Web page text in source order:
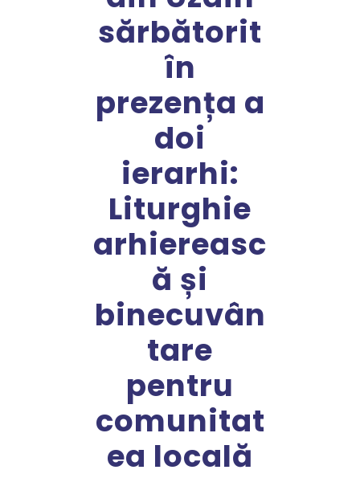
sărbătorit
în
prezența a
doi
ierarhi:
Liturghie
arhiereasc
ă și
binecuvân
tare
pentru
comunitat
ea locală